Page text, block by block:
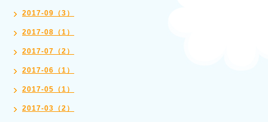
2017-09（3）
2017-08（1）
2017-07（2）
2017-06（1）
2017-05（1）
2017-03（2）